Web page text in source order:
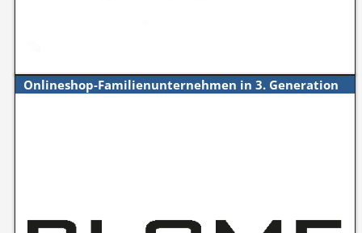
Onlineshop-Familienunternehmen in 3. Generation